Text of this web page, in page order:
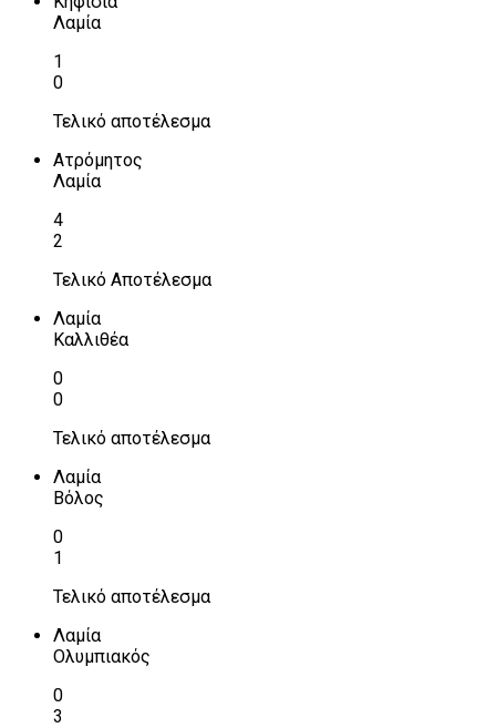
Λαμία
1
0
Τελικό αποτέλεσμα
Ατρόμητος
Λαμία
4
2
Τελικό Αποτέλεσμα
Λαμία
Καλλιθέα
0
0
Τελικό αποτέλεσμα
Λαμία
Βόλος
0
1
Τελικό αποτέλεσμα
Λαμία
Ολυμπιακός
0
3